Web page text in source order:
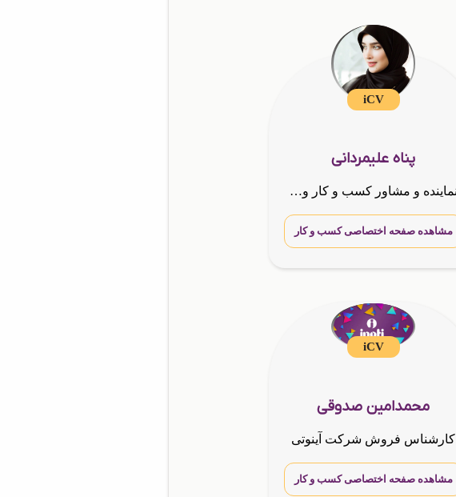
iCV
پناه علیمردانی
نماینده و مشاور کسب و کار و کارشناس هلدینگ بین المللیG . T . N. A
مشاهده صفحه اختصاصی کسب و کار
iCV
محمدامین صدوقی
کارشناس فروش شرکت آینوتی
مشاهده صفحه اختصاصی کسب و کار